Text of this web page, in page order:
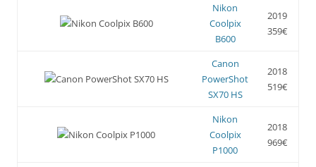
Nikon
Coolpix
B600
2019
359€
Canon
PowerShot
SX70 HS
2018
519€
Nikon
Coolpix
P1000
2018
969€